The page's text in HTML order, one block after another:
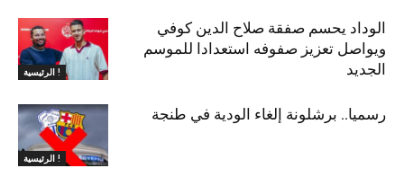
الرئيسية !
الوداد يحسم صفقة صلاح الدين كوفي
ويواصل تعزيز صفوفه استعدادا للموسم
الجديد
الرئيسية !
رسميا.. برشلونة إلغاء الودية في طنجة